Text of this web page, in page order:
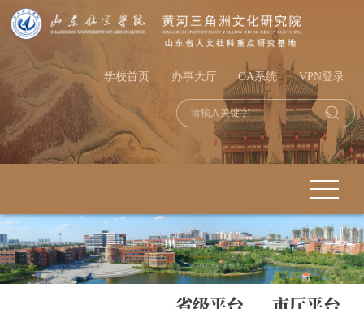
学校首页 办事大厅 OA系统 VPN登录